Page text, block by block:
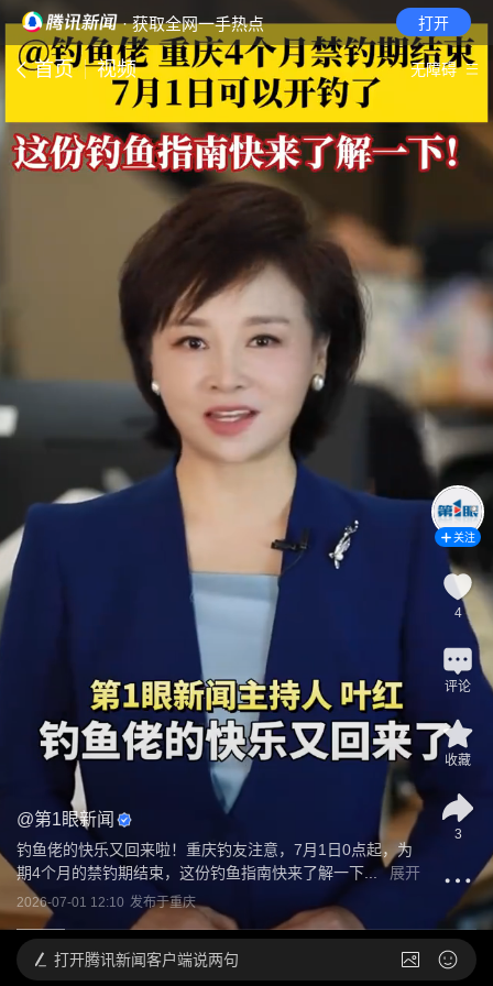
· 获取全网一手热点 打开
首页 视频 无障碍
@第1眼新闻
钓鱼佬的快乐又回来啦！重庆钓友注意，7月1日0点起，为
期4个月的禁钓期结束，这份钓鱼指南快来了解一下...
展开
2026-07-01 12:10 发布于重庆
关注
4
评论
收藏
3
打开腾讯新闻客户端说两句